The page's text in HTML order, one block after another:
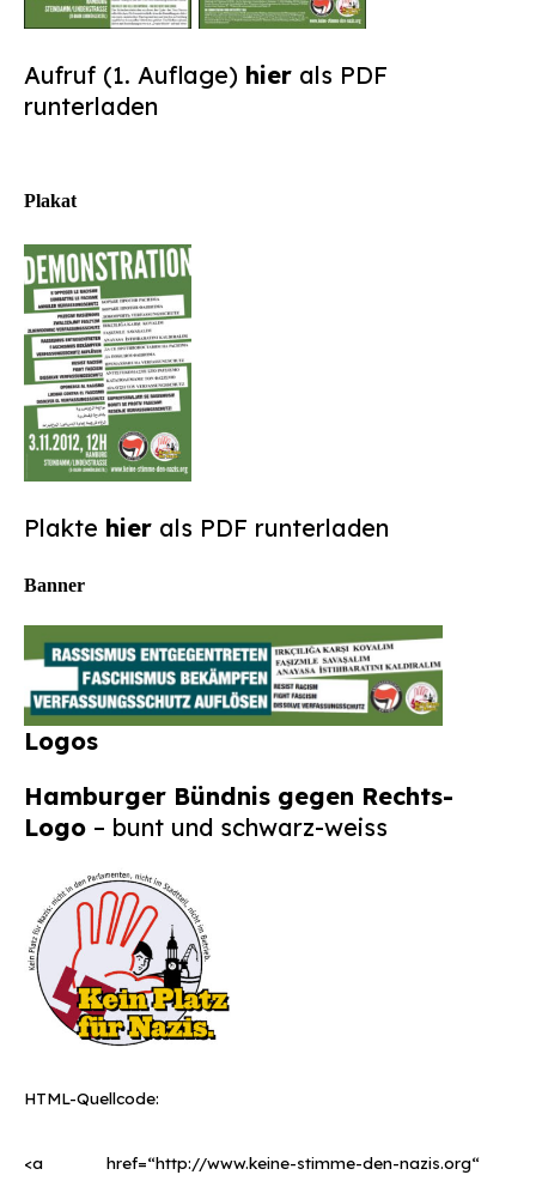
Aufruf (1. Auflage) hier als PDF
runterladen
Plakat
Plakte hier als PDF runterladen
Banner
Logos
Hamburger Bündnis gegen Rechts-
Logo – bunt und schwarz-weiss
HTML-Quellcode:
<a href=“http://www.keine-stimme-den-nazis.org“